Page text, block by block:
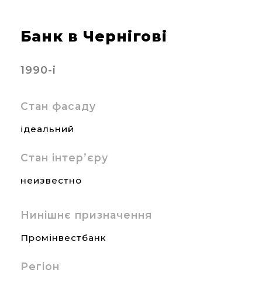
Банк в Чернігові
1990-і
Стан фасаду
ідеальний
Стан інтер’єру
неизвестно
Нинішнє призначення
Промінвестбанк
Регіон